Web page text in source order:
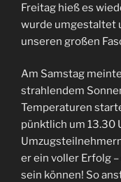
Freitag hieß es
wurde umgestaltet
unseren großen
Am Samstag
strahlendem
Temperaturen
pünktlich um 13.30
er ein voller Erfolg
sein können! So